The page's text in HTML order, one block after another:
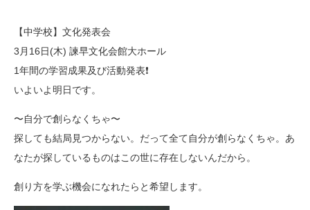
【中学校】文化発表会
3月16日(木) 諫早文化会館大ホール
1年間の学習成果及び活動発表❗️
いよいよ明日です。
〜自分で創らなくちゃ〜
探しても結局見つからない。だって全て自分が創らなくちゃ。あ
なたが探しているものはこの世に存在しないんだから。
創り方を学ぶ機会になれたらと希望します。